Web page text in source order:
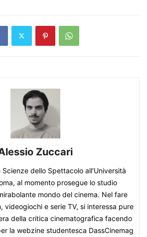
Zuccari
Scienze dello Spettacolo all'Università
al momento prosegue lo studio
mondo del cinema. Nel fare
videogiochi e serie TV, si interessa pure
della critica cinematografica facendo
la webzine studentesca DassCinemag